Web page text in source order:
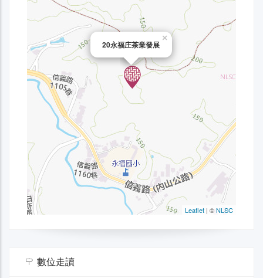
數位走讀